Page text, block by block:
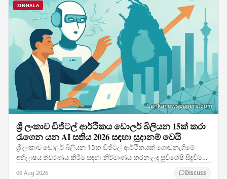
SINHALA
ශ්‍රී ලංකාව ඩිජිටල් ආර්ථිකය ඩොලර් බිලියන 15ක් කරා
රැගෙන යන AI සතිය 2026 සඳහා සූදානම් වෙයි
ශ්‍රී ලංකාව ඩොලර් බිලියන 15ක ඩිජිටල් ආර්ථිකයක් ගොඩනැගීමේ
අභිලාෂය ත්වරණය කිරීම සඳහා නිර්මාණය කරන ලද සුවිශේෂී සිදුවීමක්
06 Aug 2026 Discuss